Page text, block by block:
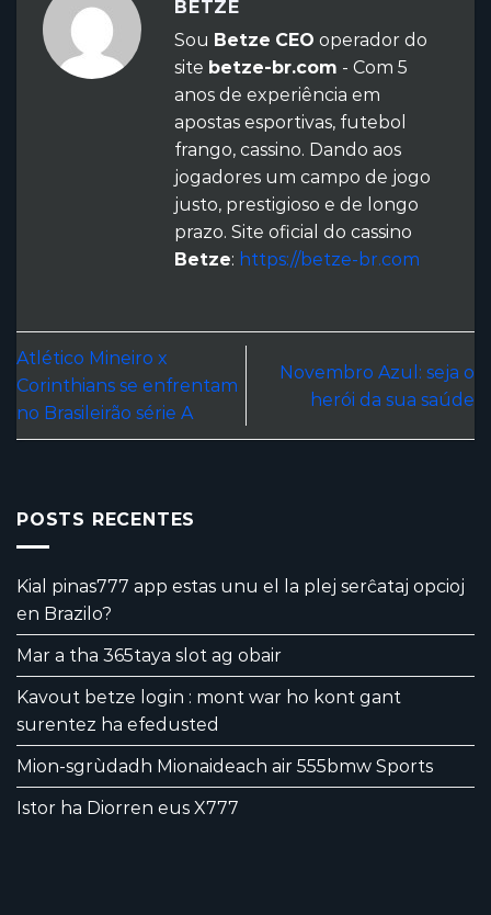
BETZE
Sou Betze CEO operador do
site betze-br.com - Com 5
anos de experiência em
apostas esportivas, futebol
frango, cassino. Dando aos
jogadores um campo de jogo
justo, prestigioso e de longo
prazo. Site oficial do cassino
Betze: https://betze-br.com
Atlético Mineiro x
Corinthians se enfrentam
no Brasileirão série A
Novembro Azul: seja o
herói da sua saúde
POSTS RECENTES
Kial pinas777 app estas unu el la plej serĉataj opcioj
en Brazilo?
Mar a tha 365taya slot ag obair
Kavout betze login : mont war ho kont gant
surentez ha efedusted
Mion-sgrùdadh Mionaideach air 555bmw Sports
Istor ha Diorren eus X777